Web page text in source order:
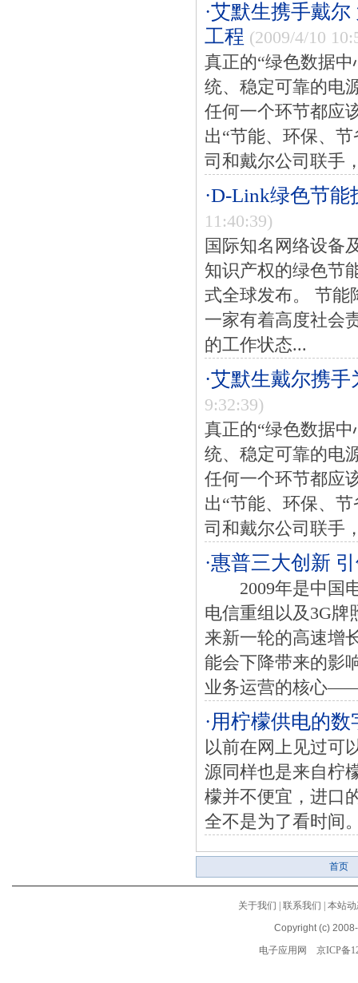
·艾默生携手戴
工程 (2009/4/10
真正的“绿色数据
统、稳定可靠的电
任何一个环节都应
出“节能、环保、
司和戴尔公司联手
·D-Link绿色节
11:40:39)
国际知名网络设备
知识产权的绿色节
式全球发布。 节能
一家有着高度社会
的工作状态...
·艾默生戴尔携
9:32:39)
真正的“绿色数据
统、稳定可靠的电
任何一个环节都应
出“节能、环保、
司和戴尔公司联手
·惠普三大创新
2009年是中国电
电信重组以及3G牌
来新一轮的高速增
能会下降带来的影
业务运营的核心
·用柠檬供电的数
以前在网上见过可
源同样也是来自柠
檬并不便宜，进口
全不是为了看时间
首页
关于我们 联系我们
本站
Copyright (c)
电子应用网
京ICP备